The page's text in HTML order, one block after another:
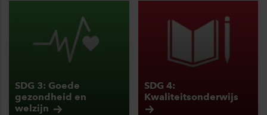
SDG 3: Goede
gezondheid en
welzijn
SDG 4:
Kwaliteitsonderwijs